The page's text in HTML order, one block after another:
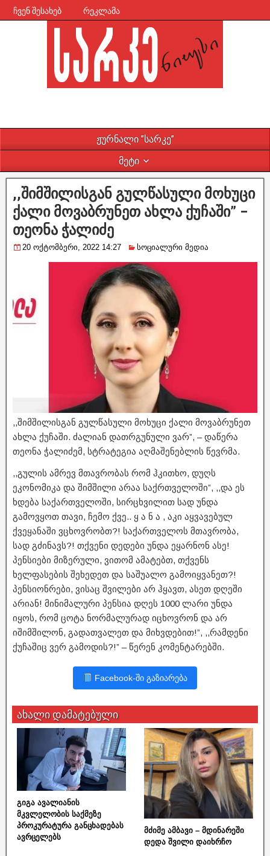
ჩვენ შესახებ რეკლამა
ჟურნალი ”სარკე”
მეტი
,,შიმშილისგან გულწასული მოხუცი
ქალი მოვაბრუნეთ ახლა ქუჩაში” –
თეონა ჭალიძე
20 ოქტომბერი, 2022 14:27 სოციალური მედია
,,შიმშილისგან გულწასული მოხუცი ქალი მოვაბრუნეთ
ახლა ქუჩაში. ძალიან დათრგუნული ვარ”, – დაწერა
თეონა ჭალიძემ, სტრატეგია აღმაშენებლის წევრმა.
,,გულის ამრევ მთავრობას რომ ჰკითხო, დუღს
ეკონომიკა და შიმშილი არაა საქრთველოში”, ,,და ეს
ხდება საქართველოში, სირცხვილით სად უნდა
გამოვყოთ თავი, ჩემო ქვე.. ყ ა ნ ა , აკი აყვავებულ
ქვეყანაში ვცხოვრობთ?! საქართველოს მთავრობა,
სად გძინავს?! თქვენი დედები უნდა ეყარნონ ასე!
პენსიები მიზერული, ვითომ ამატებთ, თქვენს
ხელფასების შეხედეთ და საშუალო გამოიყვანეთ?!
პენსიონრები, ვისაც შვილები არ ჰყავთ, ასეთ დღეში
არიან! მინიმალური პენსია დღეს 1000 ლარი უნდა
იყოს, რომ ცოტა ნორმალურად იცხოვრონ და არ
იშიმშილონ, გადათვალეთ და მიხვდებით!”, ,,რამდენი
ქუჩაშიც ვერ გამოდის?!” – წერენ კომენტარებში.
Facebook-ში გაზიარება
ახალი დამატებული
გიგა ავალიანის
მკვლელობის საქმეზე
პროკურატურა განცხადებას
ავრცელებს
მძიმე ამბავი – მდინარეში
დედა შვილი დაიხრჩო